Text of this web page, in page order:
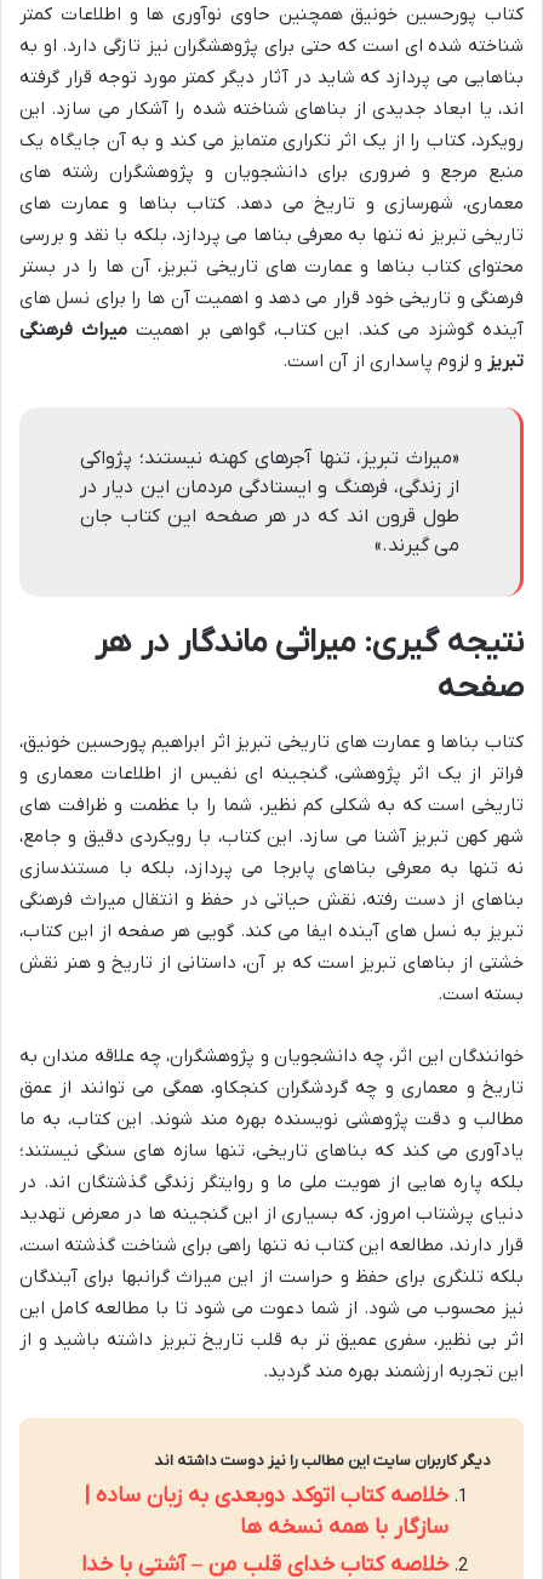
کتاب پورحسین خونیق همچنین حاوی نوآوری ها و اطلاعات کمتر
شناخته شده ای است که حتی برای پژوهشگران نیز تازگی دارد. او به
بناهایی می پردازد که شاید در آثار دیگر کمتر مورد توجه قرار گرفته
اند، یا ابعاد جدیدی از بناهای شناخته شده را آشکار می سازد. این
رویکرد، کتاب را از یک اثر تکراری متمایز می کند و به آن جایگاه یک
منبع مرجع و ضروری برای دانشجویان و پژوهشگران رشته های
معماری، شهرسازی و تاریخ می دهد. کتاب بناها و عمارت های
تاریخی تبریز نه تنها به معرفی بناها می پردازد، بلکه با نقد و بررسی
محتوای کتاب بناها و عمارت های تاریخی تبریز، آن ها را در بستر
فرهنگی و تاریخی خود قرار می دهد و اهمیت آن ها را برای نسل های
آینده گوشزد می کند. این کتاب، گواهی بر اهمیتمیراث فرهنگی
تبریز و لزوم پاسداری از آن است.
«میراث تبریز، تنها آجرهای کهنه نیستند؛ پژواکی
از زندگی، فرهنگ و ایستادگی مردمان این دیار در
طول قرون اند که در هر صفحه این کتاب جان
می گیرند.»
نتیجه گیری: میراثی ماندگار در هر
صفحه
کتاب بناها و عمارت های تاریخی تبریز اثر ابراهیم پورحسین خونیق،
فراتر از یک اثر پژوهشی، گنجینه ای نفیس از اطلاعات معماری و
تاریخی است که به شکلی کم نظیر، شما را با عظمت و ظرافت های
شهر کهن تبریز آشنا می سازد. این کتاب، با رویکردی دقیق و جامع،
نه تنها به معرفی بناهای پابرجا می پردازد، بلکه با مستندسازی
بناهای از دست رفته، نقش حیاتی در حفظ و انتقال میراث فرهنگی
تبریز به نسل های آینده ایفا می کند. گویی هر صفحه از این کتاب،
خشتی از بناهای تبریز است که بر آن، داستانی از تاریخ و هنر نقش
بسته است.
خوانندگان این اثر، چه دانشجویان و پژوهشگران، چه علاقه مندان به
تاریخ و معماری و چه گردشگران کنجکاو، همگی می توانند از عمق
مطالب و دقت پژوهشی نویسنده بهره مند شوند. این کتاب، به ما
یادآوری می کند که بناهای تاریخی، تنها سازه های سنگی نیستند؛
بلکه پاره هایی از هویت ملی ما و روایتگر زندگی گذشتگان اند. در
دنیای پرشتاب امروز، که بسیاری از این گنجینه ها در معرض تهدید
قرار دارند، مطالعه این کتاب نه تنها راهی برای شناخت گذشته است،
بلکه تلنگری برای حفظ و حراست از این میراث گرانبها برای آیندگان
نیز محسوب می شود. از شما دعوت می شود تا با مطالعه کامل این
اثر بی نظیر، سفری عمیق تر به قلب تاریخ تبریز داشته باشید و از
این تجربه ارزشمند بهره مند گردید.
دیگر کاربران سایت این مطالب را نیز دوست داشته اند
خلاصه کتاب اتوکد دوبعدی به زبان ساده |
سازگار با همه نسخه ها
خلاصه کتاب خدای قلب من – آشتی با خدا